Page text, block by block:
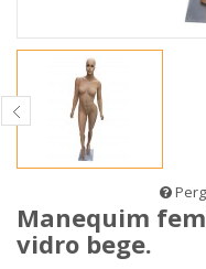
Manequim
vidro bege.